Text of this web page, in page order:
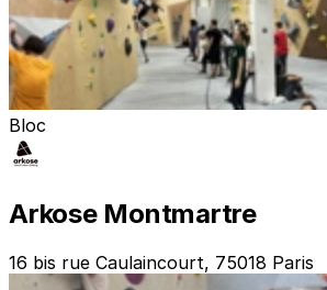
Bloc
Arkose Montmartre
16 bis rue Caulaincourt, 75018 Paris